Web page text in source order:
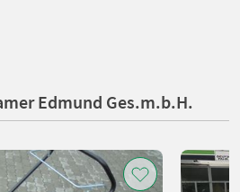
Edmund Ges.m.b.H.